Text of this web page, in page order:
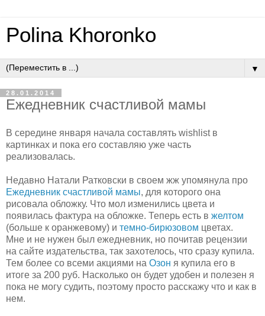
Polina Khoronko
▼
28.01.2014
Ежедневник счастливой мамы
В середине января начала составлять wishlist в
картинках и пока его составляю уже часть
реализовалась.
Недавно Натали Ратковски в своем жж упомянула про
Ежедневник счастливой мамы, для которого она
рисовала обложку. Что мол изменились цвета и
появилась фактура на обложке. Теперь есть в желтом
(больше к оранжевому) и темно-бирюзовом цветах.
Мне и не нужен был ежедневник, но почитав рецензии
на сайте издательства, так захотелось, что сразу купила.
Тем более со всеми акциями на Озон я купила его в
итоге за 200 руб. Насколько он будет удобен и полезен я
пока не могу судить, поэтому просто расскажу что и как в
нем.